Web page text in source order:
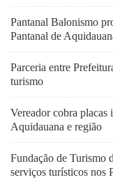
Pantanal Balonismo
Pantanal de
Parceria entre
turismo
Vereador cobra placas
Aquidauana e região
Fundação de Turismo
serviços turísticos nos